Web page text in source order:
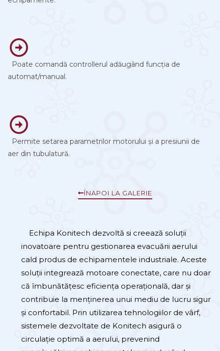
Poate comandă controllerul adăugând funcția de
automat/manual.
Permite setarea parametrilor motorului și a presiunii de
aer din tubulatură.
ÎNAPOI LA GALERIE
Echipa Konitech dezvoltă si creează soluții
inovatoare pentru gestionarea evacuării aerului
cald produs de echipamentele industriale. Aceste
soluții integrează motoare conectate, care nu doar
că îmbunătățesc eficiența operațională, dar și
contribuie la menținerea unui mediu de lucru sigur
și confortabil. Prin utilizarea tehnologiilor de vârf,
sistemele dezvoltate de Konitech asigură o
circulație optimă a aerului, prevenind